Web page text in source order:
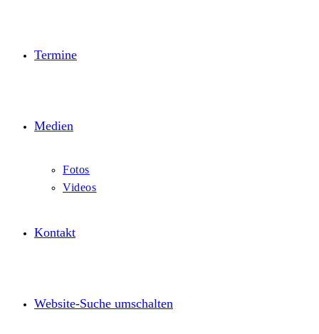
Termine
Medien
Fotos
Videos
Kontakt
Website-Suche umschalten